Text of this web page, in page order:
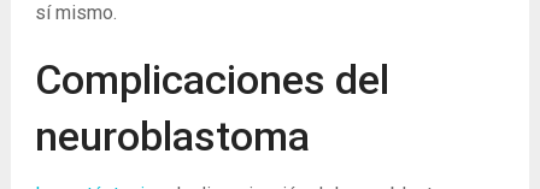
sí mismo.
Complicaciones del
neuroblastoma